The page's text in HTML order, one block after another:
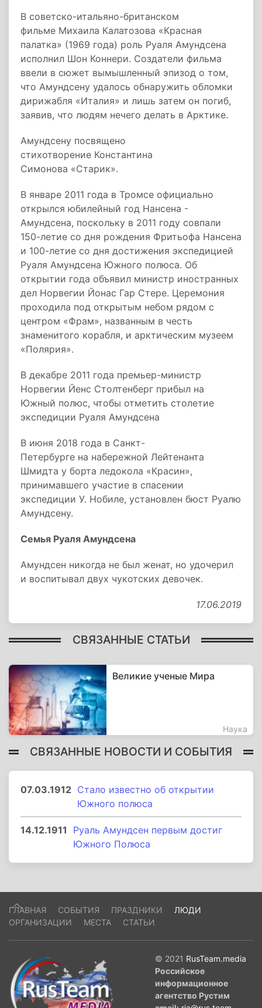
В советско-итальяно-британском
фильме Михаила Калатозова «Красная
палатка» (1969 года) роль Руаля Амундсена
исполнил Шон Коннери. Создатели фильма
ввели в сюжет вымышленный эпизод о том,
что Амундсену удалось обнаружить обломки
дирижабля «Италия» и лишь затем он погиб,
заявив, что людям нечего делать в Арктике.
Амундсену посвящено
стихотворение Константина
Симонова «Старик».
В январе 2011 года в Тромсе официально
открылся юбилейный год Нансена -
Амундсена, поскольку в 2011 году совпали
150-летие со дня рождения Фритьофа Нансена
и 100-летие со дня достижения экспедицией
Руаля Амундсена Южного полюса. Об
открытии года объявил министр иностранных
дел Норвегии Йонас Гар Стере. Церемония
проходила под открытым небом рядом с
центром «Фрам», названным в честь
знаменитого корабля, и арктическим музеем
«Полярия».
В декабре 2011 года премьер-министр
Норвегии Йенс Столтенберг прибыл на
Южный полюс, чтобы отметить столетие
экспедиции Руаля Амундсена
В июня 2018 года в Санкт-
Петербурге на набережной Лейтенанта
Шмидта у борта ледокола «Красин»,
принимавшего участие в спасении
экспедиции У. Нобиле, установлен бюст Руалю
Амундсену.
Семья Руаля Амундсена
Амундсен никогда не был женат, но удочерил
и воспитывал двух чукотских девочек.
17.06.2019
СВЯЗАННЫЕ СТАТЬИ
Великие ученые Мира
Наука
СВЯЗАННЫЕ НОВОСТИ И СОБЫТИЯ
07.03.1912 Стало известно об открытии
Южного полюса
14.12.1911
Руаль Амундсен первым достиг
Южного Полюса
ГЛАВНАЯ СОБЫТИЯ ПРАЗДНИКИ
ЛЮДИ
ОРГАНИЗАЦИИ
МЕСТА СТАТЬИ
© 2021 RusTeam.media
Российское
информационное
агентство Рустим